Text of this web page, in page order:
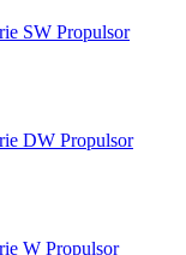
Propulsor
Propulsor
Propulsor